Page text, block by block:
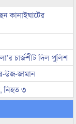
কানাইঘাটের
চার্জশীট দিল পুলিশ
উজ-জামান
নিহত ৩